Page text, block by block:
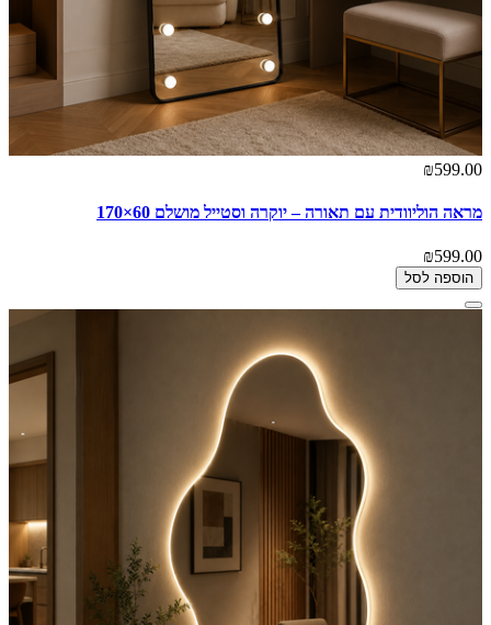
₪599.00
מראה הוליוודית עם תאורה – יוקרה וסטייל מושלם 60×170
₪599.00
הוספה לסל